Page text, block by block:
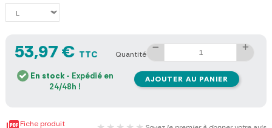
53,97 € TTC
En stock- Expédié en
24/48h !
Quantité
AJOUTER AU PANIER
Fiche produit